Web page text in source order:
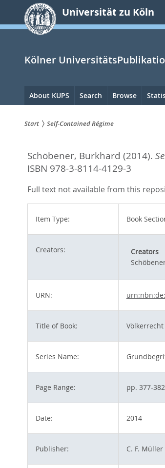
springen
Universität zu Köln
Kölner
Hauptnavigation
About KUPS Search Browse
sind
hier:
Start Self-Contained Régime
Schöbener, Burkhard (2014).
ISBN 978-3-8114-4129-3
Full text not available from this
Item Type: Book
Creators: Creators
URN:
Title of Book:
Series Name:
Page Range: pp. 377-382
Date: 2014
Publisher: C. F. Müller